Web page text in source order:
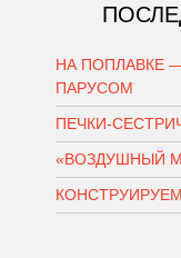
НА ПОПЛАВКЕ
ПАРУСОМ
ПЕЧКИ-
«ВОЗДУШНЫЙ